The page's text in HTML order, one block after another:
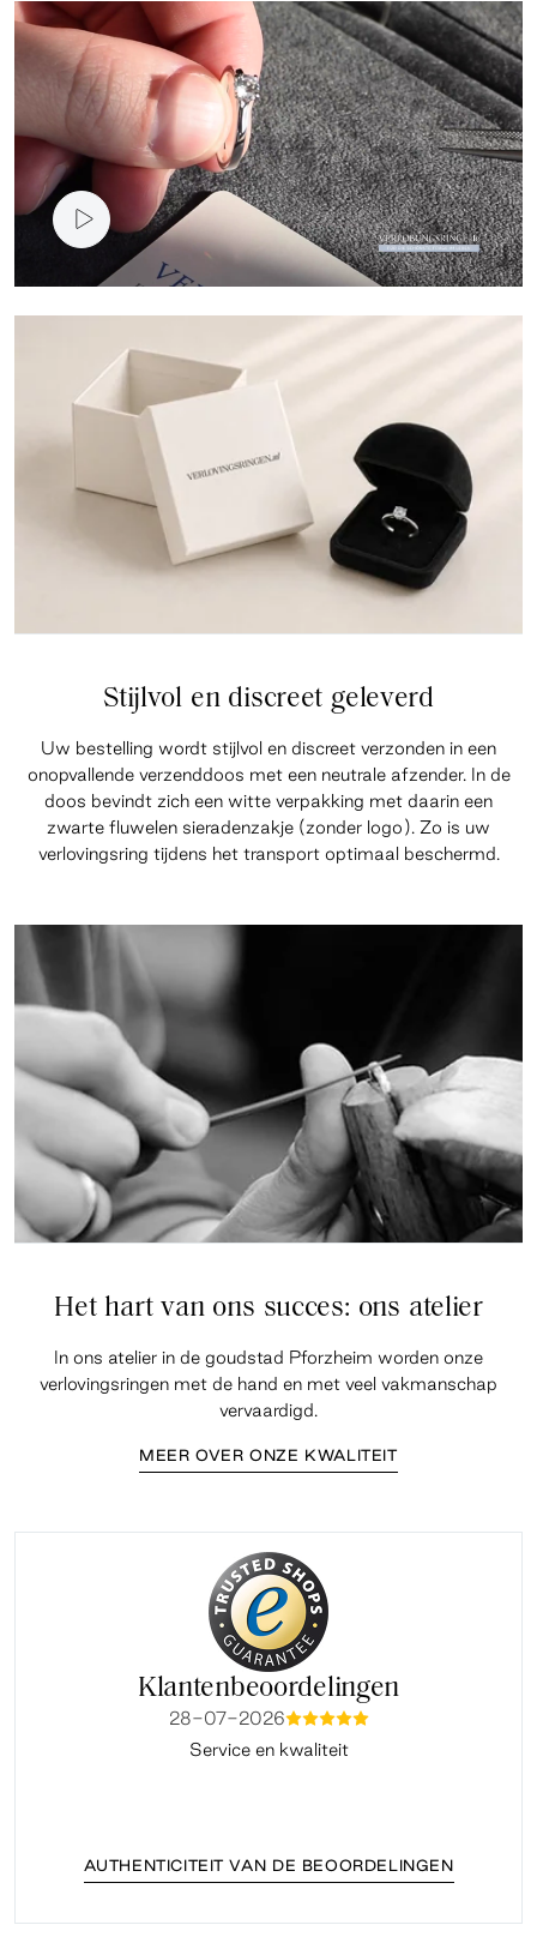
Video presentatie
Stijlvol en discreet geleverd
Uw bestelling wordt stijlvol en discreet verzonden in een
onopvallende verzenddoos met een neutrale afzender. In de
doos bevindt zich een witte verpakking met daarin een
zwarte fluwelen sieradenzakje (zonder logo). Zo is uw
verlovingsring tijdens het transport optimaal beschermd.
Het hart van ons succes: ons atelier
In ons atelier in de goudstad Pforzheim worden onze
verlovingsringen met de hand en met veel vakmanschap
vervaardigd.
MEER OVER ONZE KWALITEIT
Klantenbeoordelingen
28-07-2026mmmmm
Service en kwaliteit
AUTHENTICITEIT VAN DE BEOORDELINGEN